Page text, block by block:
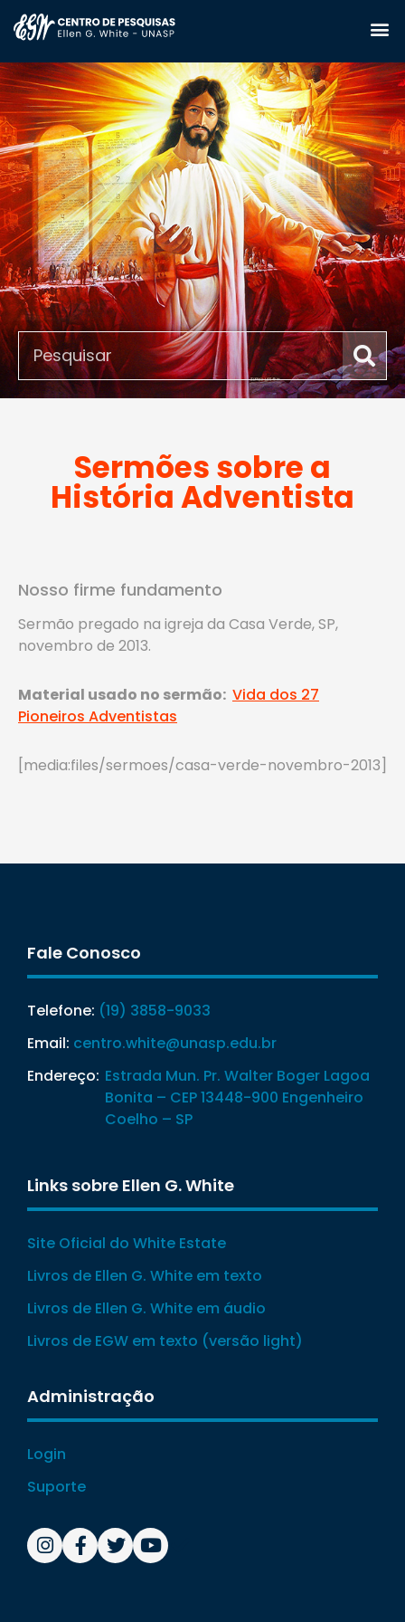
Sermões sobre a
História Adventista
Nosso firme fundamento
Sermão pregado na igreja da Casa Verde, SP,
novembro de 2013.
Material usado no sermão: Vida dos 27
Pioneiros Adventistas
[media:files/sermoes/casa-verde-novembro-2013]
Fale Conosco
Telefone: (19) 3858-9033
Email: centro.white@unasp.edu.br
Endereço: Estrada Mun. Pr. Walter Boger Lagoa
Bonita – CEP 13448-900 Engenheiro
Coelho – SP
Links sobre Ellen G. White
Site Oficial do White Estate
Livros de Ellen G. White em texto
Livros de Ellen G. White em áudio
Livros de EGW em texto (versão light)
Administração
Login
Suporte